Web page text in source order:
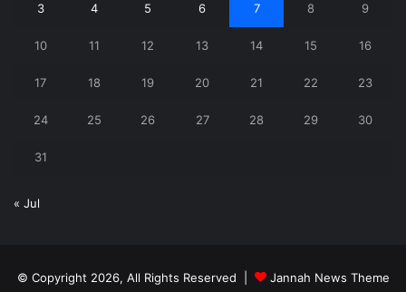
3 4 5 6 7 8 9
10 11 12 13 14 15 16
17 18 19 20 21 22 23
24 25 26 27 28 29 30
31
« Jul
© Copyright 2026, All Rights Reserved | Jannah News Theme